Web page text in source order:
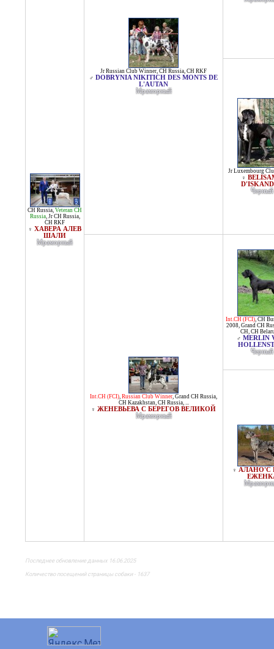
CH Russia, Veteran CH
Russia, Jr CH Russia,
CH RKF
♀ ХАВЕРА АЛЕВ
ШАЛИ
Мраморный
Jr Russian Club Winner, CH Russia, CH RKF
♂ DOBRYNIA NIKITICH DES MONTS DE
L'AUTAN
Мраморный
Jr Luxembourg
♀
Черный
Int.CH (FCI), Russian Club Winner, Grand CH Russia,
CH Kazakhstan, CH Russia, ...
♀ ЖЕНЕВЬЕВА С БЕРЕГОВ ВЕЛИКОЙ
Мраморный
Int.CH (FCI), CH
2008, Grand CH
CH, CH
♂ MERLIN
Черный
♀ АЛАНО'С
Последнее обновление данных 16.06.2025
Количество посещений страницы собаки - 1637